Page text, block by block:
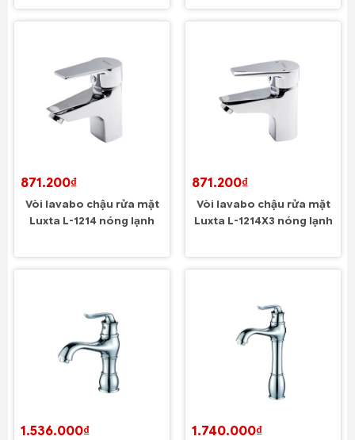
871.200₫
Vòi lavabo chậu rửa mặt
Luxta L-1214 nóng lạnh
871.200₫
Vòi lavabo chậu rửa mặt
Luxta L-1214X3 nóng lạnh
1.536.000₫ 1.740.000₫